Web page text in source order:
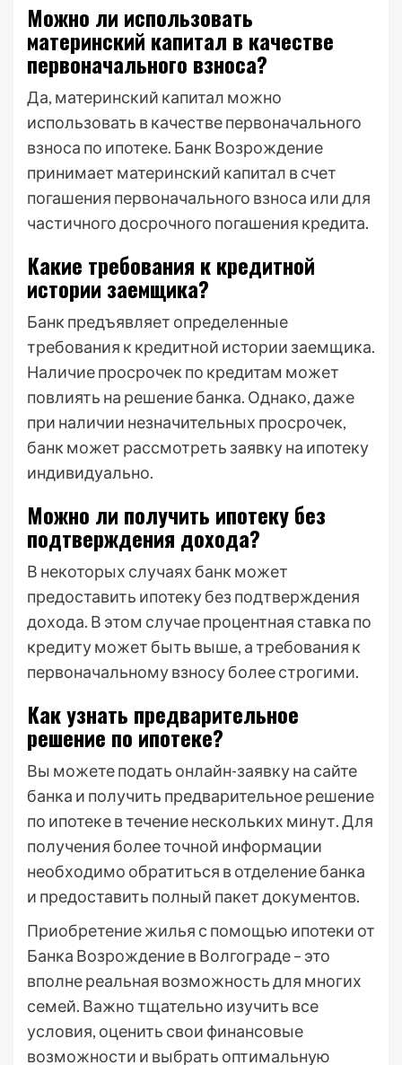
Можно ли использовать
материнский капитал в качестве
первоначального взноса?
Да, материнский капитал можно
использовать в качестве первоначального
взноса по ипотеке. Банк Возрождение
принимает материнский капитал в счет
погашения первоначального взноса или для
частичного досрочного погашения кредита.
Какие требования к кредитной
истории заемщика?
Банк предъявляет определенные
требования к кредитной истории заемщика.
Наличие просрочек по кредитам может
повлиять на решение банка. Однако, даже
при наличии незначительных просрочек,
банк может рассмотреть заявку на ипотеку
индивидуально.
Можно ли получить ипотеку без
подтверждения дохода?
В некоторых случаях банк может
предоставить ипотеку без подтверждения
дохода. В этом случае процентная ставка по
кредиту может быть выше, а требования к
первоначальному взносу более строгими.
Как узнать предварительное
решение по ипотеке?
Вы можете подать онлайн-заявку на сайте
банка и получить предварительное решение
по ипотеке в течение нескольких минут. Для
получения более точной информации
необходимо обратиться в отделение банка
и предоставить полный пакет документов.
Приобретение жилья с помощью ипотеки от
Банка Возрождение в Волгограде – это
вполне реальная возможность для многих
семей. Важно тщательно изучить все
условия, оценить свои финансовые
возможности и выбрать оптимальную